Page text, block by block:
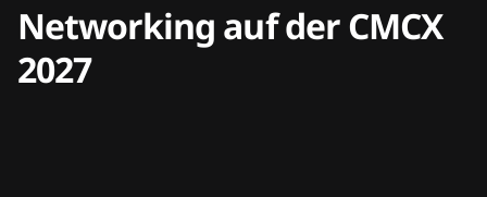
Networking auf der CMCX
2027